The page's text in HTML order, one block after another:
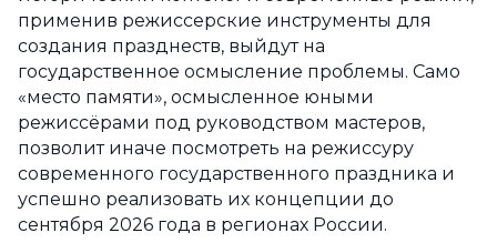
применив режиссерские инструменты для
создания празднеств, выйдут на
государственное осмысление проблемы. Само
«место памяти», осмысленное юными
режиссёрами под руководством мастеров,
позволит иначе посмотреть на режиссуру
современного государственного праздника и
успешно реализовать их концепции до
сентября 2026 года в регионах России.